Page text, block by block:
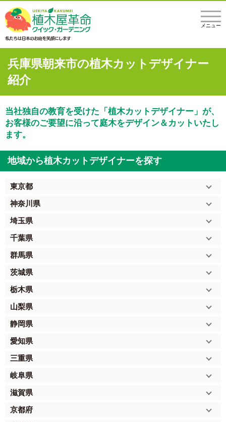
メニュー
兵庫県朝来市の植木カットデザイナー
紹介
当社独自の教育を受けた「植木カットデザイナー」が、
お客様のご要望に沿って庭木をデザイン＆カットいたし
ます。
地域から植木カットデザイナーを探す
東京都
神奈川県
埼玉県
千葉県
群馬県
茨城県
栃木県
山梨県
静岡県
愛知県
三重県
岐阜県
滋賀県
京都府